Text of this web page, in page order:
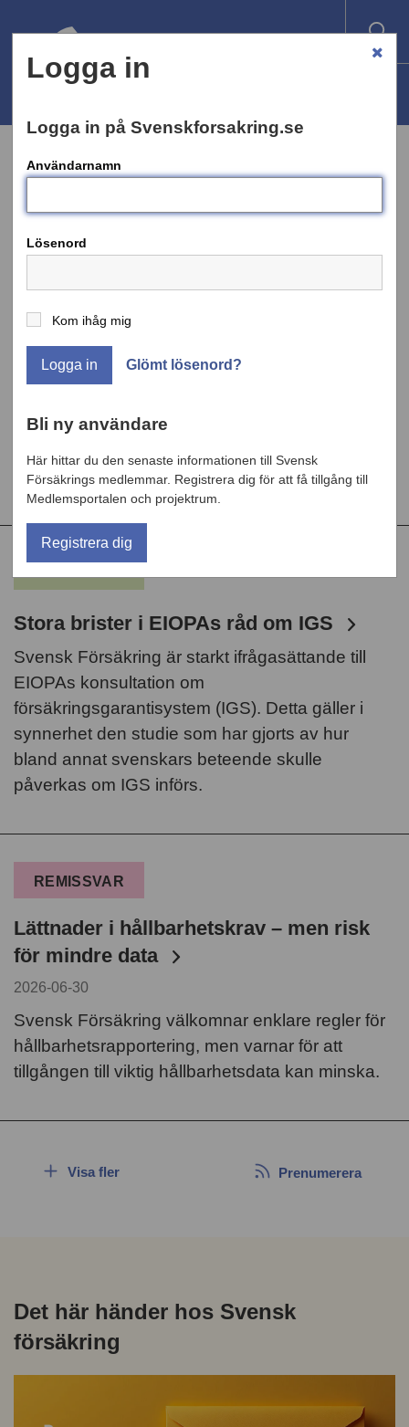
Nej till förslag om nya avgifter för
försäkringsföretagen
Försäkringsbranschen är kritiska till
Finansdepartementets förslag om att
det svenska finansieringsarrangemanget.
fram ett antal oklarheter.
Stora brister i EIOPAs råd om IGS
Svensk Försäkring är starkt ifrågasättande till
EIOPAs konsultation om
försäkringsgarantisystem (IGS). Detta gäller i
synnerhet den studie som har gjorts av hur
bland annat svenskars beteende skulle
påverkas om IGS införs.
REMISSVAR
Lättnader i hållbarhetskrav – men risk
för mindre data
2026-06-30
Svensk Försäkring välkomnar enklare regler för
hållbarhetsrapportering, men varnar för att
tillgången till viktig hållbarhetsdata kan minska.
Visa fler Prenumerera
Det här händer hos Svensk
försäkring
Logga in
Logga in på Svenskforsakring.se
Användarnamn
Lösenord
Kom ihåg mig
Logga in Glömt lösenord?
Bli ny användare
Här hittar du den senaste informationen till Svensk
Försäkrings medlemmar. Registrera dig för att få tillgång till
Medlemsportalen och projektrum.
Registrera dig